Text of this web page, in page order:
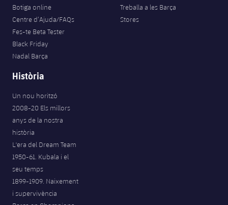
Botiga online
Centre d’Ajuda/FAQs
Fes-te Beta Tester
Black Friday
Nadal Barça
Treballa a les Barça
Stores
Història
Un nou horitzó
2008-20 Els millors
anys de la nostra
història
L'era del Dream Team
1950-61. Kubala i el
seu temps
1899-1909. Naixement
i supervivència